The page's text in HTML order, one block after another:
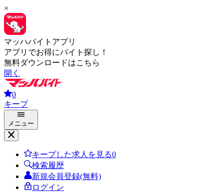
×
マッハバイトアプリ
アプリでお得にバイト探し！
無料ダウンロードはこちら
開く
0
キープ
メニュー
キープした求人を見る0
検索履歴
新規会員登録(無料)
ログイン